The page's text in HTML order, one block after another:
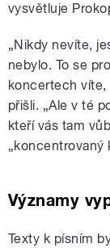
vysvětluje
„Nikdy nevíte,
nebylo. To se
koncertech víte,
přišli. „Ale v té
kteří vás tam
„koncentrovaný
Významy
Texty k písním